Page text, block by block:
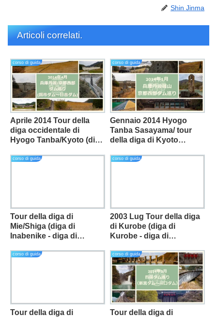
Shin Jinma
Articoli correlati.
corso di guida
Aprile 2014 Tour della
diga occidentale di
Hyogo Tanba/Kyoto (diga
Hiyoshi).
corso di guida
Gennaio 2014 Hyogo
Tanba Sasayama/ tour
della diga di Kyoto
Hachimantani - stagno di
corso di guida
Tour della diga di
Mie/Shiga (diga di
Inabenike - diga di
corso di guida
2003 Lug Tour della diga
di Kurobe (diga di
Kurobe - diga di
corso di guida
Tour della diga di
corso di guida
Tour della diga di